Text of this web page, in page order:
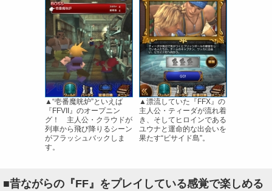
▲“壱番魔晄炉”といえば
『FFVII』のオープニン
グ！ 主人公・クラウドが
列車から飛び降りるシーン
がフラッシュバックしま
す。
▲漂流していた『FFX』の
主人公・ティーダが流れ着
き、そしてヒロインである
ユウナと運命的な出会いを
果たす“ビサイド島”。
■昔ながらの『FF』をプレイしている感覚で楽しめる